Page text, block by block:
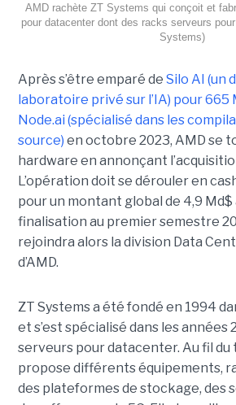
AMD rachète ZT Systems qui conçoit et
pour datacenter dont des racks serveurs
Systems)
Après s’être emparé de Silo AI (un
laboratoire privé sur l’IA) pour 665
Node.ai (spécialisé dans les
source) en octobre 2023, AMD se
hardware en annonçant
L’opération doit se dérouler en
pour un montant global de 4,9 Md$
finalisation au premier semestre
rejoindra alors la division Data
d’AMD.
ZT Systems a été fondé en 1994
et s’est spécialisé dans les années
serveurs pour datacenter. Au fil du
propose différents équipements,
des plateformes de stockage, des